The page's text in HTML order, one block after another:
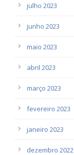
julho 2023
junho 2023
maio 2023
abril 2023
março 2023
fevereiro 2023
janeiro 2023
dezembro 2022